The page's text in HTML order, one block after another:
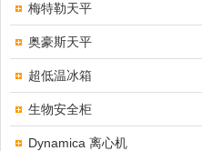
梅特勒天平
奥豪斯天平
超低温冰箱
生物安全柜
Dynamica 离心机